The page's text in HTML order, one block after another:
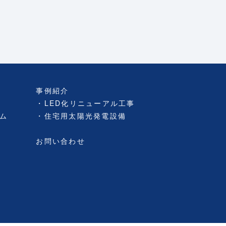
事例紹介
LED化リニューアル工事
住宅用太陽光発電設備
お問い合わせ